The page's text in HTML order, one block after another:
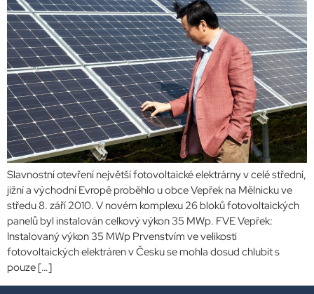
Slavnostní otevření největší fotovoltaické elektrárny v celé střední,
jižní a východní Evropě proběhlo u obce Vepřek na Mělnicku ve
středu 8. září 2010. V novém komplexu 26 bloků fotovoltaických
panelů byl instalován celkový výkon 35 MWp. FVE Vepřek:
Instalovaný výkon 35 MWp Prvenstvím ve velikosti
fotovoltaických elektráren v Česku se mohla dosud chlubit s
pouze […]